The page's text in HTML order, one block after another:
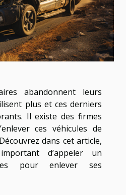
abandonnent leurs
plus et ces derniers
Il existe des firmes
ces véhicules de
dans cet article,
d’appeler un
pour enlever ses